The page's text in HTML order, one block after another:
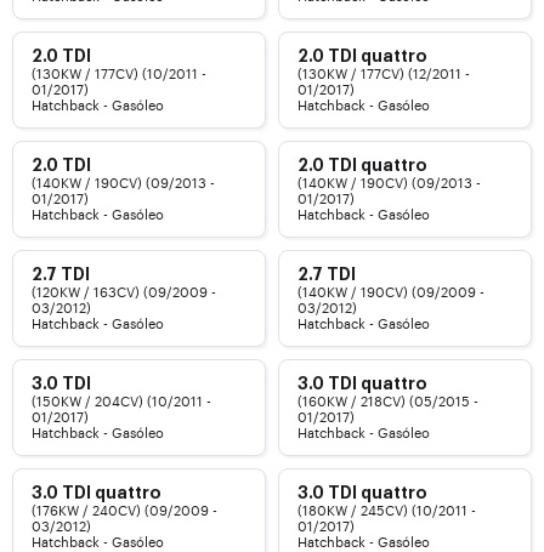
2.0 TDI
(130KW / 177CV) (10/2011 -
01/2017)
Hatchback - Gasóleo
2.0 TDI quattro
(130KW / 177CV) (12/2011 -
01/2017)
Hatchback - Gasóleo
2.0 TDI
(140KW / 190CV) (09/2013 -
01/2017)
Hatchback - Gasóleo
2.0 TDI quattro
(140KW / 190CV) (09/2013 -
01/2017)
Hatchback - Gasóleo
2.7 TDI
(120KW / 163CV) (09/2009 -
03/2012)
Hatchback - Gasóleo
2.7 TDI
(140KW / 190CV) (09/2009 -
03/2012)
Hatchback - Gasóleo
3.0 TDI
(150KW / 204CV) (10/2011 -
01/2017)
Hatchback - Gasóleo
3.0 TDI quattro
(160KW / 218CV) (05/2015 -
01/2017)
Hatchback - Gasóleo
3.0 TDI quattro
(176KW / 240CV) (09/2009 -
03/2012)
Hatchback - Gasóleo
3.0 TDI quattro
(180KW / 245CV) (10/2011 -
01/2017)
Hatchback - Gasóleo